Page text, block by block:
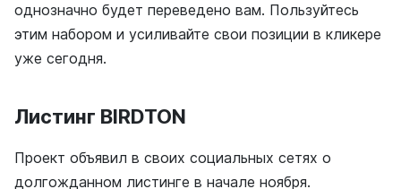
однозначно будет переведено вам. Пользуйтесь
этим набором и усиливайте свои позиции в кликере
уже сегодня.
Листинг BIRDTON
Проект объявил в своих социальных сетях о
долгожданном листинге в начале ноября.